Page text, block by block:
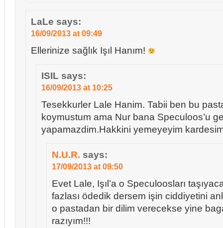
LaLe says:
16/09/2013 at 09:49
Ellerinize sağlık Işıl Hanım!
ISIL says:
16/09/2013 at 10:25
Tesekkurler Lale Hanim. Tabii ben bu
koymustum ama Nur bana Speculoos’u
yapamazdim.Hakkini yemeyeyim
N.U.R. says:
17/09/2013 at 09:50
Evet Lale, Işıl’a o Speculoosları
fazlası ödedik dersem işin ciddiyetini
o pastadan bir dilim verecekse yine
razıyım!!!